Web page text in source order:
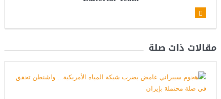
مقالات ذات صلة